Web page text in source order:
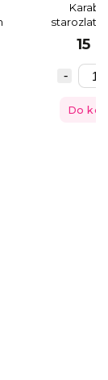
starozlatá
15
Do